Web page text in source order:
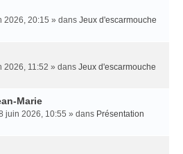
2026, 20:15 » dans Jeux d'escarmouche
2026, 11:52 » dans Jeux d'escarmouche
Marie
juin 2026, 10:55 » dans Présentation